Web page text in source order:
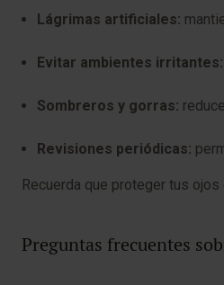
Lágrimas artificiales:
Evitar ambientes irritantes:
Sombreros y gorras:
Revisiones periódicas:
Recuerda que proteger tus
Preguntas frecuentes